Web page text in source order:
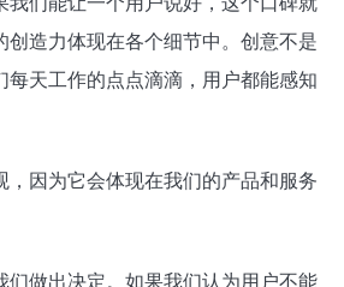
创造力体现在各个细节中。创意不是
每天工作的点点滴滴，用户都能感知
，因为它会体现在我们的产品和服务
们做出决定。如果我们认为用户不能